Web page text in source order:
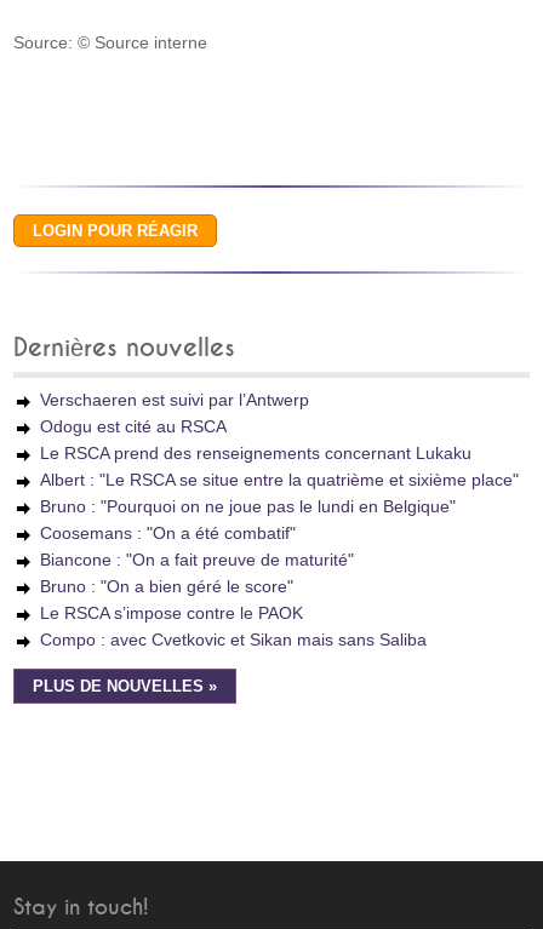
Source: © Source interne
Dernières nouvelles
Verschaeren est suivi par l’Antwerp
Odogu est cité au RSCA
Le RSCA prend des renseignements concernant Lukaku
Albert : "Le RSCA se situe entre la quatrième et sixième place"
Bruno : "Pourquoi on ne joue pas le lundi en Belgique"
Coosemans : "On a été combatif"
Biancone : "On a fait preuve de maturité"
Bruno : "On a bien géré le score"
Le RSCA s’impose contre le PAOK
Compo : avec Cvetkovic et Sikan mais sans Saliba
PLUS DE NOUVELLES »
Stay in touch!